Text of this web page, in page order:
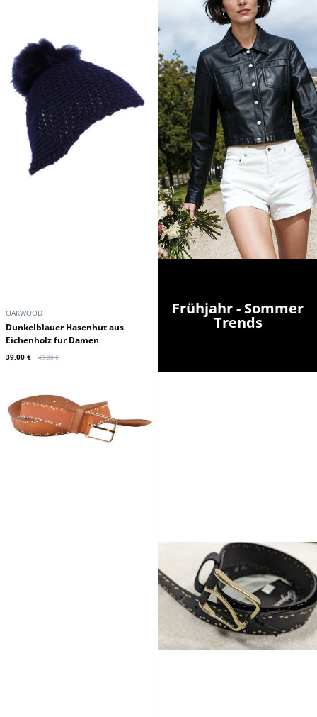
OAKWOOD
Dunkelblauer Hasenhut aus
Eichenholz fur Damen
39,00 € 49,00 €
Frühjahr - Sommer
Trends